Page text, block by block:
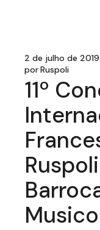
2 de julho de 2019
porRuspoli
11º